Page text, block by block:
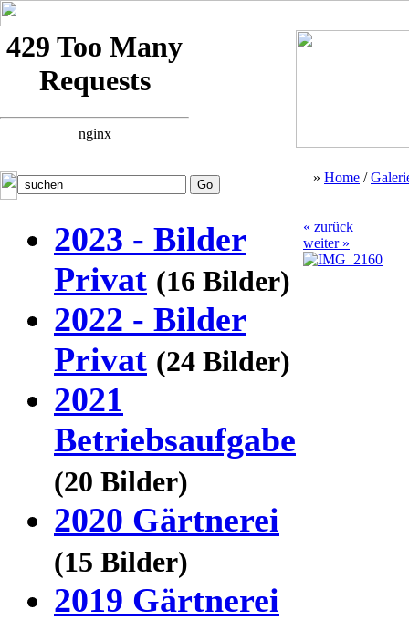
» Home /
2023 - Bilder
Privat (16 Bilder)
2022 - Bilder
Privat (24 Bilder)
2021
Betriebsaufgabe
(20 Bilder)
2020 Gärtnerei
(15 Bilder)
2019 Gärtnerei
« zurück
weiter »